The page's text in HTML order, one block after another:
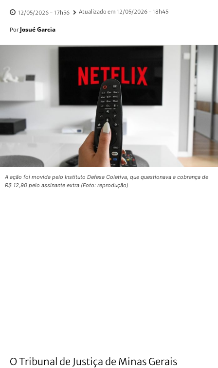
12/05/2026 - 17h56 Atualizado em 12/05/2026 - 18h45
Por Josué Garcia
A ação foi movida pelo Instituto Defesa Coletiva, que questionava a cobrança de
R$ 12,90 pelo assinante extra (Foto: reprodução)
O Tribunal de Justiça de Minas Gerais